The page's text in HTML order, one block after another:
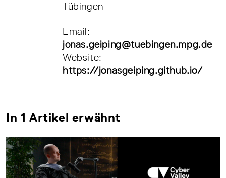
Tübingen
Email:
jonas.geiping@tuebingen.mpg.de
Website:
https://jonasgeiping.github.io/
In 1 Artikel erwähnt